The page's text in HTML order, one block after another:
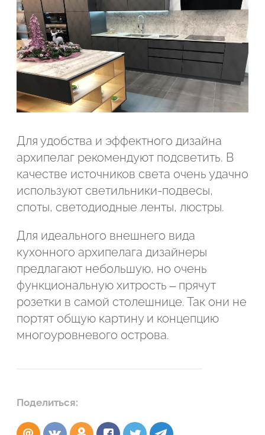
Для удобства и эффектного дизайна
архипелаг рекомендуют подсветить. В
качестве источников света очень удачно
используют светильники-подвесы,
споты, светодиодные ленты, люстры.
Для идеального внешнего вида
кухонного архипелага дизайнеры
предлагают небольшую, но очень
функциональную хитрость – прячут
розетки в самой столешнице. Так они не
портят общую картину и концепцию
многоуровневого острова.
Поделиться: